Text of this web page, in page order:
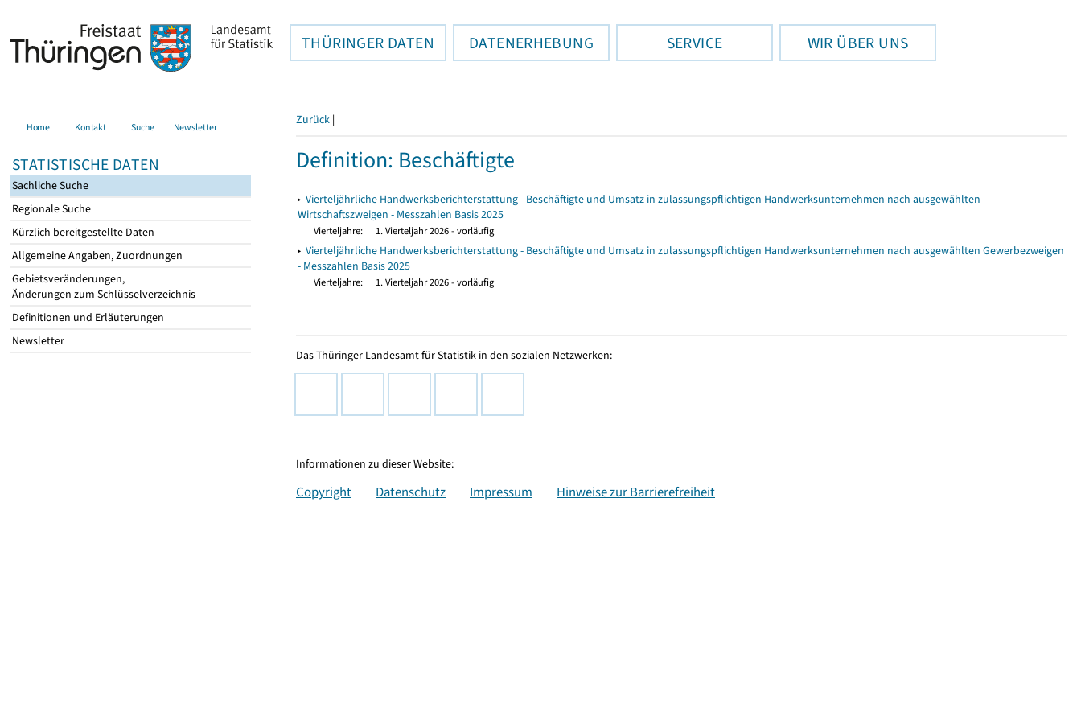
THÜRINGER DATEN DATENERHEBUNG SERVICE WIR ÜBER UNS
Home Kontakt Suche Newsletter
STATISTISCHE DATEN
Sachliche Suche
Regionale Suche
Kürzlich bereitgestellte Daten
Allgemeine Angaben, Zuordnungen
Gebietsveränderungen,
Änderungen zum Schlüsselverzeichnis
Definitionen und Erläuterungen
Newsletter
Zurück |
Definition: Beschäftigte
▸ Vierteljährliche Handwerksberichterstattung - Beschäftigte und Umsatz in zulassungspflichtigen Handwerksunternehmen nach ausgewählten
Wirtschaftszweigen - Messzahlen Basis 2025
Vierteljahre: 1. Vierteljahr 2026 - vorläufig
▸ Vierteljährliche Handwerksberichterstattung - Beschäftigte und Umsatz in zulassungspflichtigen Handwerksunternehmen nach ausgewählten Gewerbezweigen
- Messzahlen Basis 2025
Vierteljahre: 1. Vierteljahr 2026 - vorläufig
Das Thüringer Landesamt für Statistik in den sozialen Netzwerken:
Informationen zu dieser Website:
Copyright Datenschutz Impressum Hinweise zur Barrierefreiheit